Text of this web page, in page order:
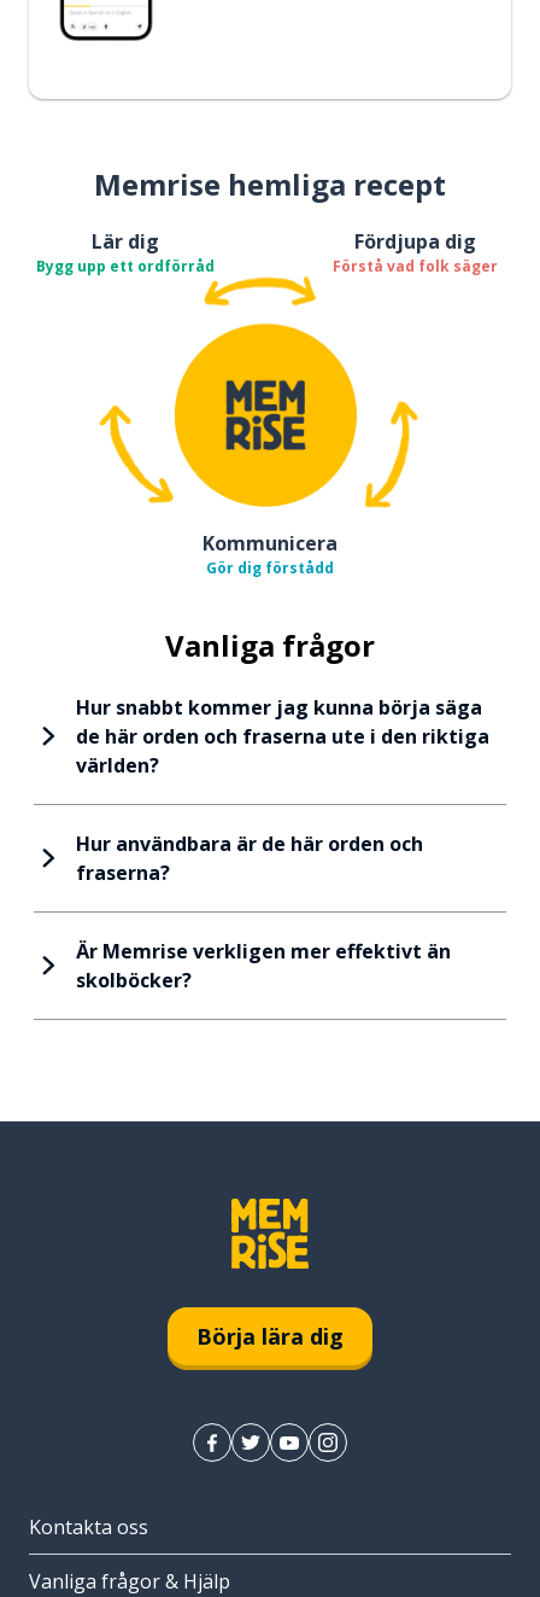
Memrise hemliga recept
Lär dig
Bygg upp ett ordförråd
Fördjupa dig
Förstå vad folk säger
Kommunicera
Gör dig förstådd
Vanliga frågor
Hur snabbt kommer jag kunna börja säga
de här orden och fraserna ute i den riktiga
världen?
Hur användbara är de här orden och
fraserna?
Är Memrise verkligen mer effektivt än
skolböcker?
Börja lära dig
Kontakta oss
Vanliga frågor & Hjälp